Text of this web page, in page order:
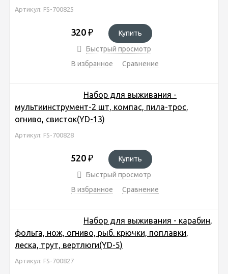
Артикул: FS-700825
320 ₽
Купить
Быстрый просмотр
В избранное
Сравнение
Набор для выживания -
мультиинструмент-2 шт, компас, пила-трос,
огниво, свисток(YD-13)
Артикул: FS-700828
520 ₽
Купить
Быстрый просмотр
В избранное
Сравнение
Набор для выживания - карабин,
фольга, нож, огниво, рыб. крючки, поплавки,
леска, трут, вертлюги(YD-5)
Артикул: FS-700827